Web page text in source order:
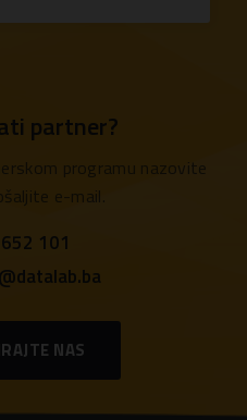
partner?
programu nazovite
e-mail.
101
NAS